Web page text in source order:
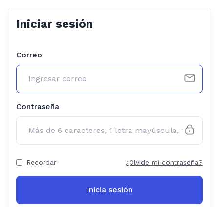
Iniciar sesión
Correo
Contraseña
Recordar ¿Olvide mi contraseña?